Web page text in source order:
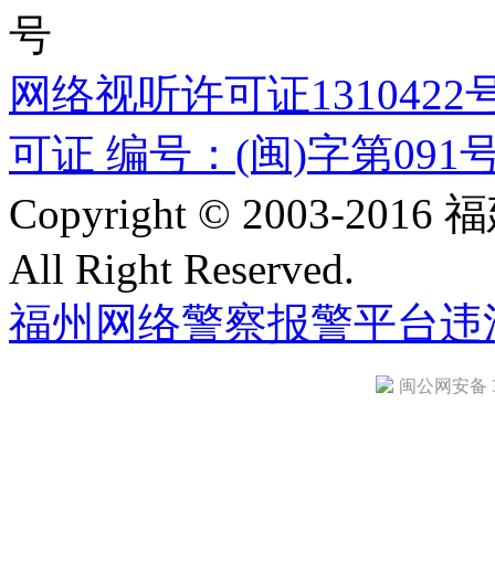
号
网络视听许可证1310422
可证 编号：(闽)字第091
Copyright © 2003-2016
All Right Reserved.
福州网络警察报警平台违
闽公网安备